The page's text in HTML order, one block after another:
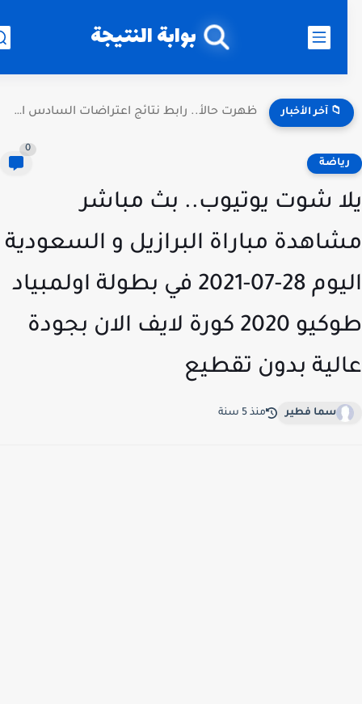
بوابة النتيجة
📁 آخر الأخبار ظهرت حالأ.. رابط نتائج اعتراضات السادس الإعدادي 2026 العراق الدور...
شوت يوتيوب.. بث مباشر
مباراة البرازيل و السعودية
اليوم 28-07-2021 في بطولة اولمبياد
طوكيو 2020 كورة لايف الان بجودة
بدون تقطيع
سما فطير منذ 5 سنة